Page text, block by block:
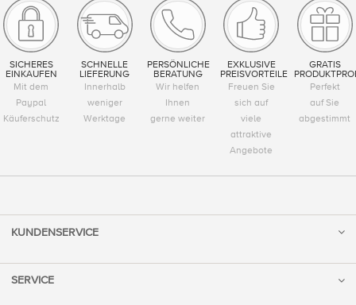
SICHERES
EINKAUFEN
Mit dem
Paypal
Käuferschutz
SCHNELLE
LIEFERUNG
Innerhalb
weniger
Werktage
PERSÖNLICHE
BERATUNG
Wir helfen
Ihnen
gerne weiter
EXKLUSIVE
PREISVORTEILE
Freuen Sie
sich auf
viele
attraktive
Angebote
GRATIS
Perfekt
auf Sie
abgestimmt
KUNDENSERVICE
SERVICE